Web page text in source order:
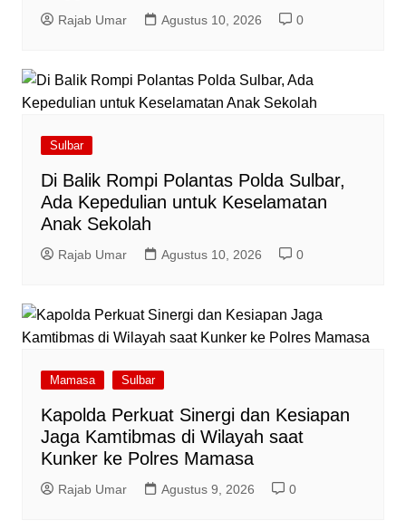
Rajab Umar Agustus 10, 2026 0
Sulbar
Di Balik Rompi Polantas Polda Sulbar,
Ada Kepedulian untuk Keselamatan
Anak Sekolah
Rajab Umar Agustus 10, 2026 0
Mamasa Sulbar
Kapolda Perkuat Sinergi dan Kesiapan
Jaga Kamtibmas di Wilayah saat
Kunker ke Polres Mamasa
Rajab Umar Agustus 9, 2026 0